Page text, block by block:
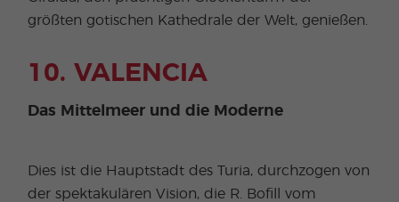
größten gotischen Kathedrale der Welt, genießen.
10. VALENCIA
Das Mittelmeer und die Moderne
Dies ist die Hauptstadt des Turia, durchzogen von
der spektakulären Vision, die R. Bofill vom